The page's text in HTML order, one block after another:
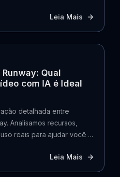
Leia Mais
Qual
com IA é Ideal
detalhada entre
Analisamos recursos,
reais para ajudar você a
Leia Mais